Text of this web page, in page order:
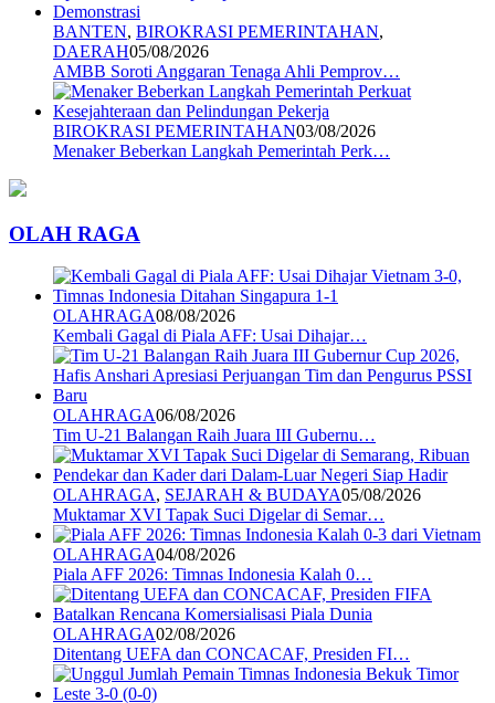
BANTEN, BIROKRASI PEMERINTAHAN,
DAERAH05/08/2026
AMBB Soroti Anggaran Tenaga Ahli Pemprov…
BIROKRASI PEMERINTAHAN03/08/2026
Menaker Beberkan Langkah Pemerintah Perk…
OLAH RAGA
OLAHRAGA08/08/2026
Kembali Gagal di Piala AFF: Usai Dihajar…
OLAHRAGA06/08/2026
Tim U-21 Balangan Raih Juara III Gubernu…
OLAHRAGA, SEJARAH & BUDAYA05/08/2026
Muktamar XVI Tapak Suci Digelar di Semar…
OLAHRAGA04/08/2026
Piala AFF 2026: Timnas Indonesia Kalah 0…
OLAHRAGA02/08/2026
Ditentang UEFA dan CONCACAF, Presiden FI…